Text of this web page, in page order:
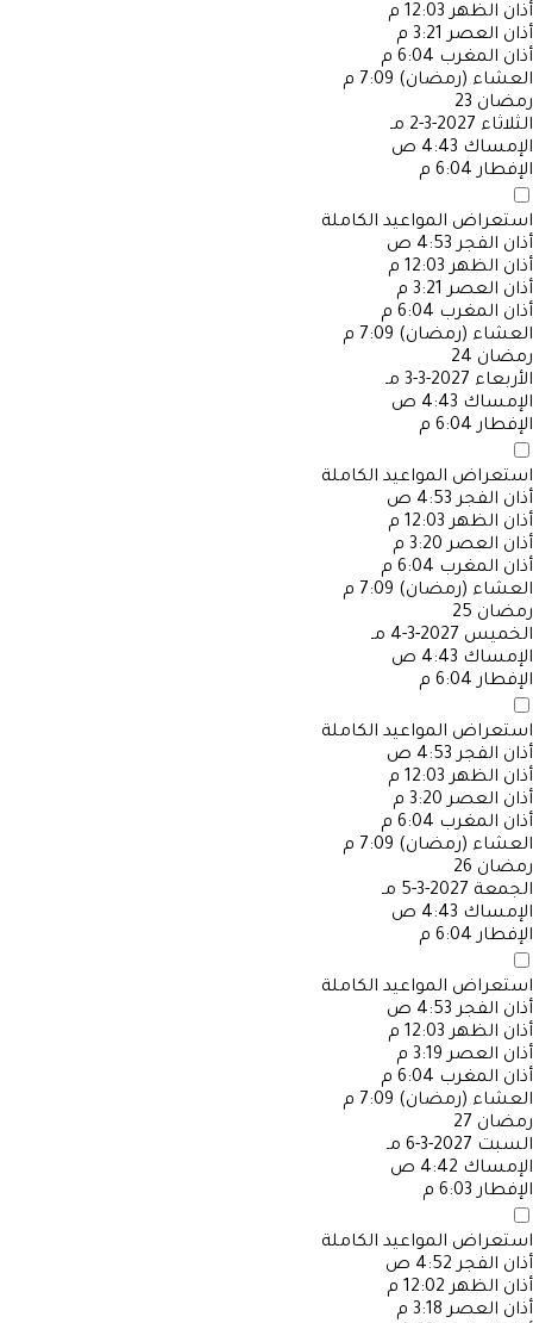
أذان الظهر 12:03 م
أذان العصر 3:21 م
أذان المغرب 6:04 م
العشاء (رمضان) 7:09 م
رمضان 23
الثلاثاء 2027-3-2 مـ
الإمساك 4:43 ص
الإفطار 6:04 م
استعراض المواعيد الكاملة
أذان الفجر 4:53 ص
أذان الظهر 12:03 م
أذان العصر 3:21 م
أذان المغرب 6:04 م
العشاء (رمضان) 7:09 م
رمضان 24
الأربعاء 2027-3-3 مـ
الإمساك 4:43 ص
الإفطار 6:04 م
استعراض المواعيد الكاملة
أذان الفجر 4:53 ص
أذان الظهر 12:03 م
أذان العصر 3:20 م
أذان المغرب 6:04 م
العشاء (رمضان) 7:09 م
رمضان 25
الخميس 2027-3-4 مـ
الإمساك 4:43 ص
الإفطار 6:04 م
استعراض المواعيد الكاملة
أذان الفجر 4:53 ص
أذان الظهر 12:03 م
أذان العصر 3:20 م
أذان المغرب 6:04 م
العشاء (رمضان) 7:09 م
رمضان 26
الجمعة 2027-3-5 مـ
الإمساك 4:43 ص
الإفطار 6:04 م
استعراض المواعيد الكاملة
أذان الفجر 4:53 ص
أذان الظهر 12:03 م
أذان العصر 3:19 م
أذان المغرب 6:04 م
العشاء (رمضان) 7:09 م
رمضان 27
السبت 2027-3-6 مـ
الإمساك 4:42 ص
الإفطار 6:03 م
استعراض المواعيد الكاملة
أذان الفجر 4:52 ص
أذان الظهر 12:02 م
أذان العصر 3:18 م